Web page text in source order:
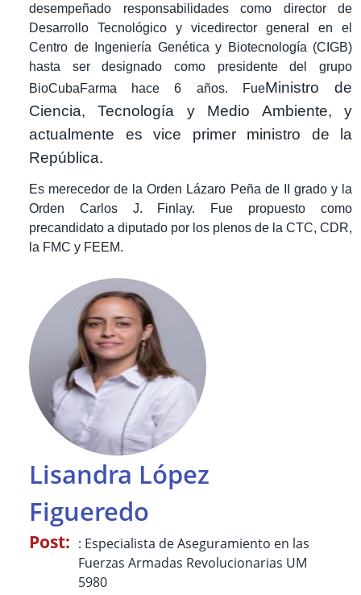
desempeñado responsabilidades como director de
Desarrollo Tecnológico y vicedirector general en el
Centro de Ingeniería Genética y Biotecnología (CIGB)
hasta ser designado como presidente del grupo
BioCubaFarma hace 6 años. FueMinistro de
Ciencia, Tecnología y Medio Ambiente, y
actualmente es vice primer ministro de la
República.
Es merecedor de la Orden Lázaro Peña de II grado y la
Orden Carlos J. Finlay. Fue propuesto como
precandidato a diputado por los plenos de la CTC, CDR,
la FMC y FEEM.
Lisandra López
Figueredo
Post: : Especialista de Aseguramiento en las
Fuerzas Armadas Revolucionarias UM
5980